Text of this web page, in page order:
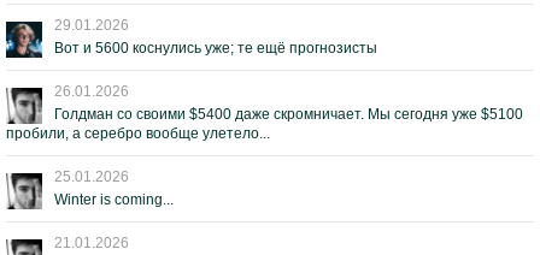
29.01.2026
Вот и 5600 коснулись уже; те ещё прогнозисты
26.01.2026
Голдман со своими $5400 даже скромничает. Мы сегодня уже $5100
пробили, а серебро вообще улетело...
25.01.2026
Winter is coming...
21.01.2026